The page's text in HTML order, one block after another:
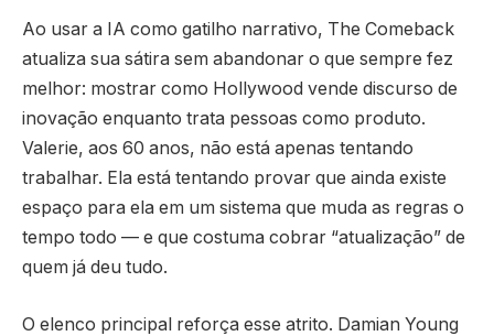
Ao usar a IA como gatilho narrativo, The Comeback
atualiza sua sátira sem abandonar o que sempre fez
melhor: mostrar como Hollywood vende discurso de
inovação enquanto trata pessoas como produto.
Valerie, aos 60 anos, não está apenas tentando
trabalhar. Ela está tentando provar que ainda existe
espaço para ela em um sistema que muda as regras o
tempo todo — e que costuma cobrar “atualização” de
quem já deu tudo.
O elenco principal reforça esse atrito. Damian Young